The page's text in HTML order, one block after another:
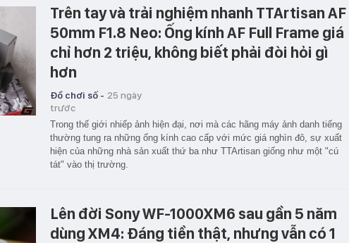
Trên tay và trải nghiệm nhanh TTArtisan AF
50mm F1.8 Neo: Ống kính AF Full Frame giá
chỉ hơn 2 triệu, không biết phải đòi hỏi gì
hơn
Đồ chơi số - 25 ngày
trước
Trong thế giới nhiếp ảnh hiện đại, nơi mà các hãng máy ảnh danh tiếng
thường tung ra những ống kính cao cấp với mức giá nghìn đô, sự xuất
hiện của những nhà sản xuất thứ ba như TTArtisan giống như một "cú
tát" vào thị trường.
Lên đời Sony WF-1000XM6 sau gần 5 năm
dùng XM4: Đáng tiền thật, nhưng vẫn có 1